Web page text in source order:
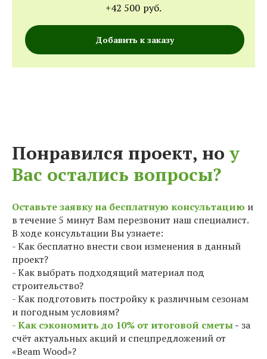
+42 500 руб.
Добавить к заказу
Понравился проект, но у
Вас остались вопросы?
Оставьте заявку на бесплатную консультацию и
в течение 5 минут Вам перезвонит наш специалист.
В ходе консультации Вы узнаете:
- Как бесплатно внести свои изменения в данный
проект?
- Как выбрать подходящий материал под
строительство?
- Как подготовить постройку к различным сезонам
и погодным условиям?
- Как сэкономить до 10% от итоговой сметы- за
счёт актуальных акций и спецпредложений от
«Beam Wood»?